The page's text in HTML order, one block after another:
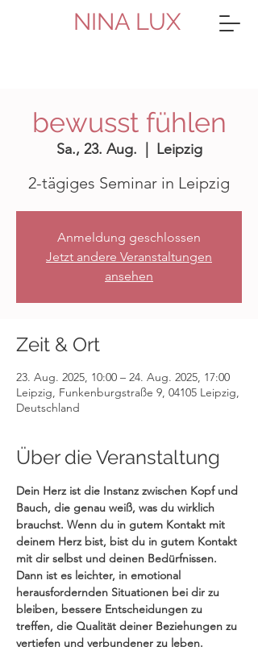
NINA LUX
bewusst fühlen
Sa., 23. Aug. Leipzig
2-tägiges Seminar in Leipzig
Anmeldung geschlossen
Jetzt andere Veranstaltungen
ansehen
Zeit & Ort
23. Aug. 2025, 10:00 – 24. Aug. 2025, 17:00
Leipzig, Funkenburgstraße 9, 04105 Leipzig,
Deutschland
Über die Veranstaltung
Dein Herz ist die Instanz zwischen Kopf und
Bauch, die genau weiß, was du wirklich
brauchst. Wenn du in gutem Kontakt mit
deinem Herz bist, bist du in gutem Kontakt
mit dir selbst und deinen Bedürfnissen.
Dann ist es leichter, in emotional
herausfordernden Situationen bei dir zu
bleiben, bessere Entscheidungen zu
treffen, die Qualität deiner Beziehungen zu
vertiefen und verbundener zu leben.